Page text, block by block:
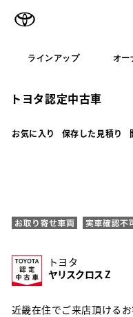
ラインアップ オー
トヨタ認定中古車
お気に入り 保存した見積り
トヨタ
ヤリスクロス Z
近畿在住でご来店頂ける